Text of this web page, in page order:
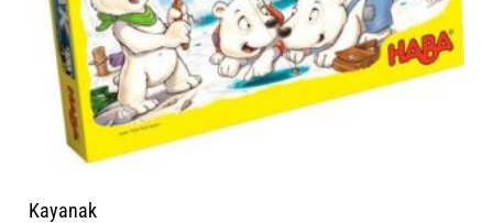
Kayanak